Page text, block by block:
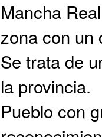
Mancha
zona con un
Se trata de
la provincia.
Pueblo con